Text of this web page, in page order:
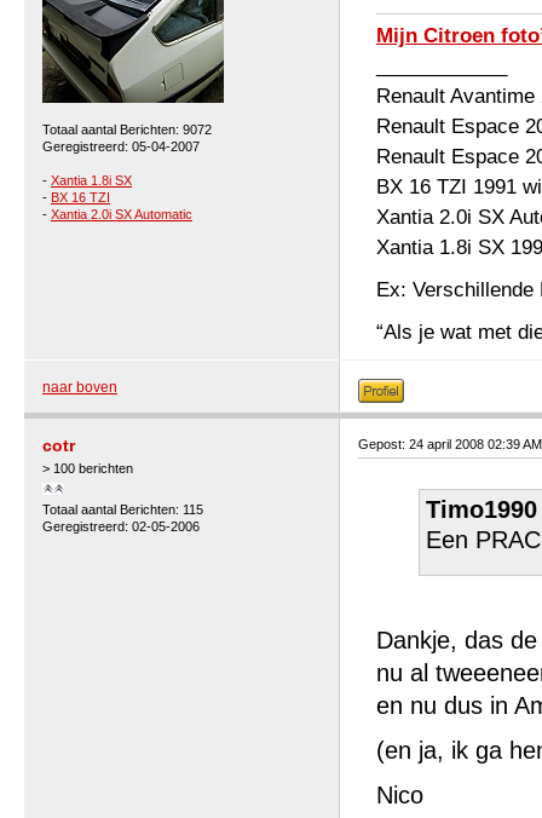
Totaal aantal Berichten: 9072
Geregistreerd: 05-04-2007
- Xantia 1.8i SX
- BX 16 TZI
- Xantia 2.0i SX Automatic
Mijn Citroen
Renault
Renault Espace
Renault Espace
BX 16 TZI 1991
Xantia 2.0i SX
Xantia 1.8i SX
Ex: Verschillende
“Als je wat met
naar boven
cotr
> 100 berichten
Totaal aantal Berichten: 115
Geregistreerd: 02-05-2006
Gepost: 24 april 2008 02:39 AM
Een
Dankje, das
nu al
en nu dus in
(en ja, ik ga
Nico